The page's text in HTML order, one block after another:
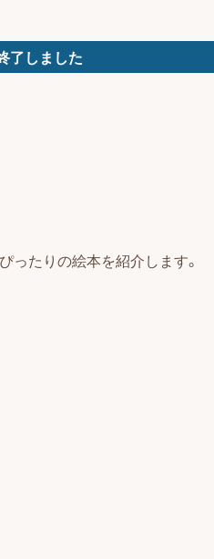
了しました
ったりの絵本を紹介します。